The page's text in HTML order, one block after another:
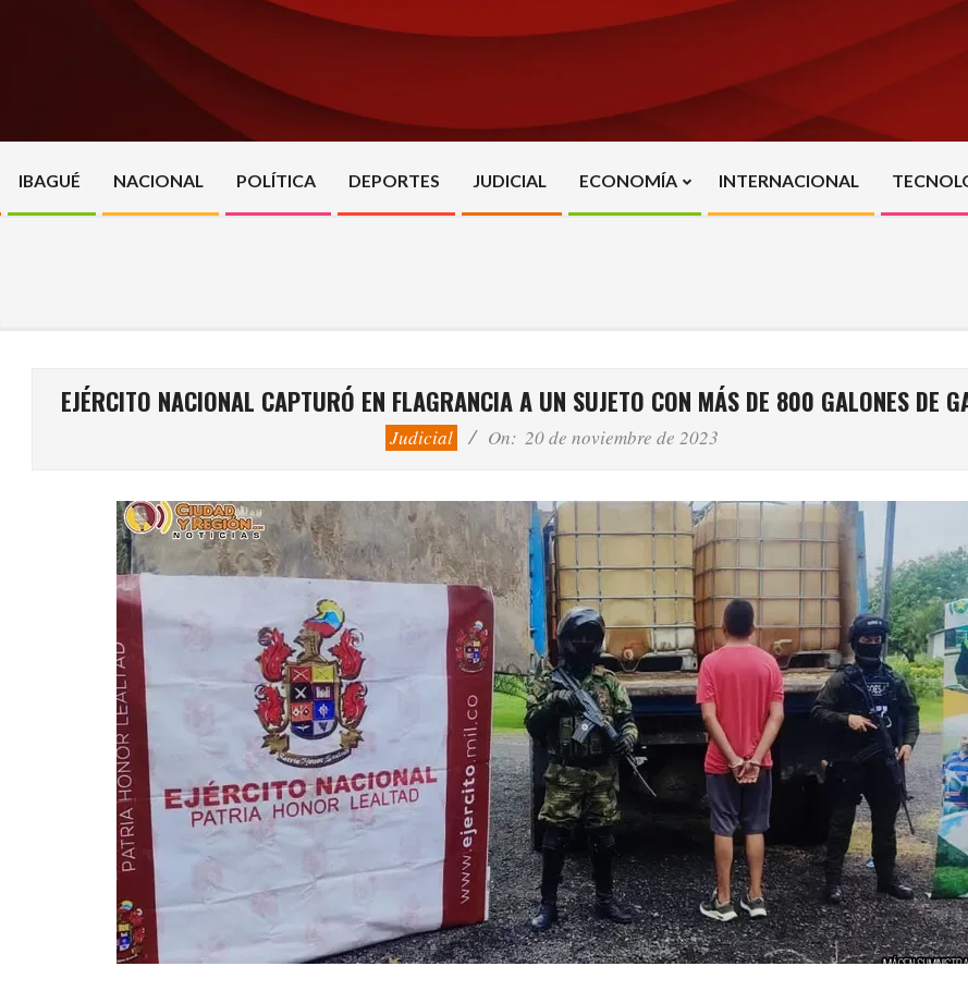
Primary
Navigation
IBAGUÉ NACIONAL POLÍTICA DEPORTES JUDICIAL ECONOMÍA INTERNACIONAL
EJÉRCITO NACIONAL CAPTURÓ EN FLAGRANCIA A UN SUJETO CON MÁS DE 800 GALONES DE
Judicial On: 20 de noviembre de 2023